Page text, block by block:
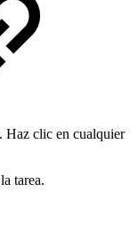
Haz clic en cualquier
tarea.